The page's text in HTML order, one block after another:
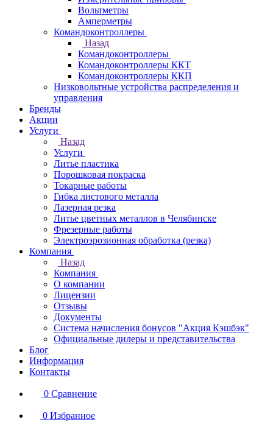
Вольтметры
Амперметры
Командоконтроллеры
Назад
Командоконтроллеры
Командоконтроллеры ККТ
Командоконтроллеры ККП
Низковольтные устройства распределения и
управления
Бренды
Акции
Услуги
Назад
Услуги
Литье пластика
Порошковая покраска
Токарные работы
Гибка листового металла
Лазерная резка
Литье цветных металлов в Челябинске
Фрезерные работы
Электроэрозионная обработка (резка)
Компания
Назад
Компания
О компании
Лицензии
Отзывы
Документы
Система начисления бонусов "Акция Кэшбэк"
Официальные дилеры и представительства
Блог
Информация
Контакты
0 Сравнение
0 Избранное